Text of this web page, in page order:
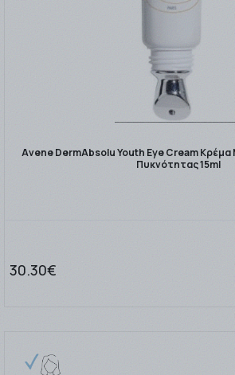
Avene DermAbsolu Youth Eye Cream
Πυκνότητας 15ml
30.30€